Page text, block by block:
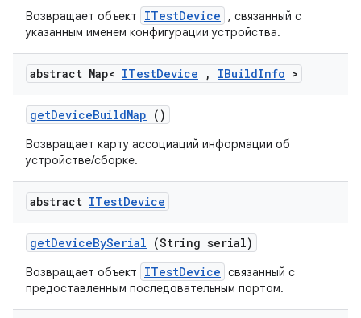
Возвращает объект ITestDevice
, связанный с
указанным именем конфигурации устройства.
abstract Map< ITestDevice , IBuildInfo >
getDeviceBuildMap ()
Возвращает карту ассоциаций информации об
устройстве/сборке.
abstract ITestDevice
getDeviceBySerial (String serial)
Возвращает объект ITestDevice связанный с
предоставленным последовательным портом.